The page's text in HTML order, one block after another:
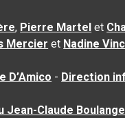
, Pierre Martel et
Mercier et Nadine
D’Amico - Direction
Jean-Claude